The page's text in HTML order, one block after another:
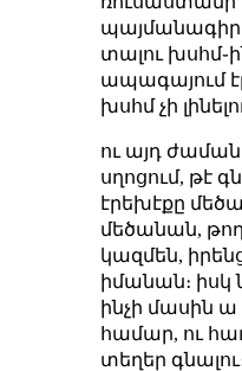
տալու
ապագայում
խսհմ չի
ու այդ
սղոցում, թէ
էրեխէքը
մեծանան,
կազմեն,
իմանան։ իսկ
ինչի մասին ա
համար, ու
տեղեր